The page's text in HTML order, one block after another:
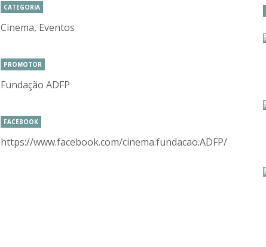
CATEGORIA
Cinema, Eventos
PROMOTOR
Fundação ADFP
FACEBOOK
https://www.facebook.com/cinema.fundacao.ADFP/